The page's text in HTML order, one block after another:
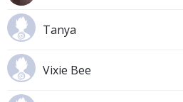
Tanya
Vixie Bee